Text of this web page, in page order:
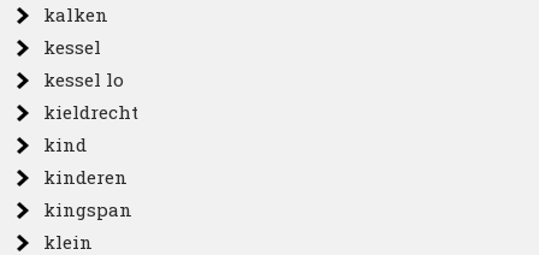
kalken
kessel
kessel lo
kieldrecht
kind
kinderen
kingspan
klein